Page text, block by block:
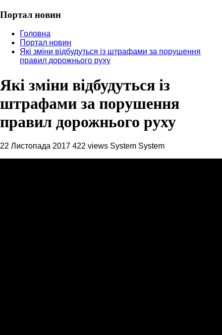
Портал новин
Головна
Портал новин
Які зміни відбудуться із штрафами за порушення
правил дорожнього руху
Які зміни відбудуться із
штрафами за порушення
правил дорожнього руху
22 Листопада 2017 422 views System System